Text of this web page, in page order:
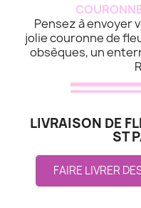
Pensez à envoyer
jolie couronne de
obsèques, un
LIVRAISON DE
ST
FAIRE LIVRER